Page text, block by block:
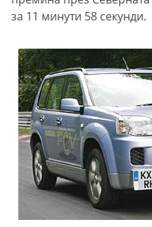
за 11 минути 58 секунди.